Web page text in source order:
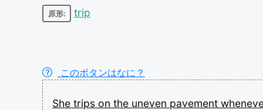
原形: trip
このボタンはなに？
She trips on the uneven pavement